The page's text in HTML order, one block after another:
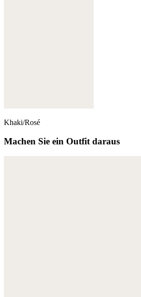
Khaki/Rosé
Machen Sie ein Outfit daraus